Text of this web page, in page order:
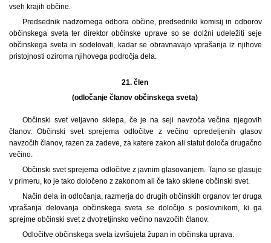
vseh krajih občine.
Predsednik nadzornega odbora občine, predsedniki komisij in odborov
občinskega sveta ter direktor občinske uprave so se dolžni udeležiti seje
občinskega sveta in sodelovati, kadar se obravnavajo vprašanja iz njihove
pristojnosti oziroma njihovega področja dela.
21. člen
(odločanje članov občinskega sveta)
Občinski svet veljavno sklepa, če je na seji navzoča večina njegovih
članov. Občinski svet sprejema odločitve z večino opredeljenih glasov
navzočih članov, razen za zadeve, za katere zakon ali statut določa drugačno
večino.
Občinski svet sprejema odločitve z javnim glasovanjem. Tajno se glasuje
v primeru, ko je tako določeno z zakonom ali če tako sklene občinski svet.
Način dela in odločanja, razmerja do drugih občinskih organov ter druga
vprašanja delovanja občinskega sveta se določijo s poslovnikom, ki ga
sprejme občinski svet z dvotretjinsko večino navzočih članov.
Odločitve občinskega sveta izvršujeta župan in občinska uprava.